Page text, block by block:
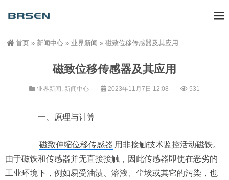
首页 » 新闻中心 » 业界新闻 » 磁致位移传感器及其应用
磁致位移传感器及其应用
业界新闻 , 新闻中心 2023年11月7日 12:08 531
一、原理与计算
磁致伸缩位移传感器 用非接触技术监控活动磁铁。
由于磁铁和传感器并无直接接触，因此传感器即使在恶劣的
工业环境下，例如易受油渍、溶液、尘埃或其它的污染，也